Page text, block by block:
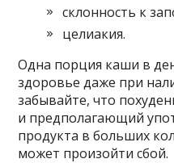
склонность к
целиакия.
Одна порция каши в
здоровье даже при
забывайте, что
и предполагающий
продукта в больших
может произойти сбой.